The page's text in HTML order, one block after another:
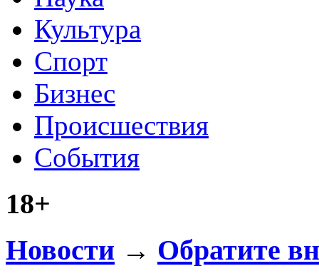
Культура
Спорт
Бизнес
Происшествия
События
18+
Новости → Обратите